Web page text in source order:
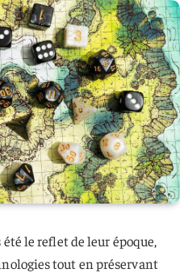
le reflet de leur époque,
tout en préservant